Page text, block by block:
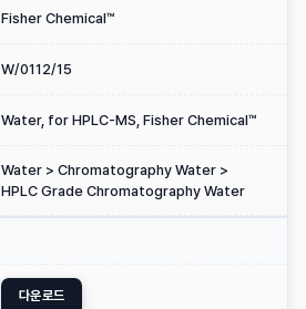
Fisher Chemical™
W/0112/15
Water, for HPLC-MS, Fisher Chemical™
Water > Chromatography Water >
HPLC Grade Chromatography Water
다운로드